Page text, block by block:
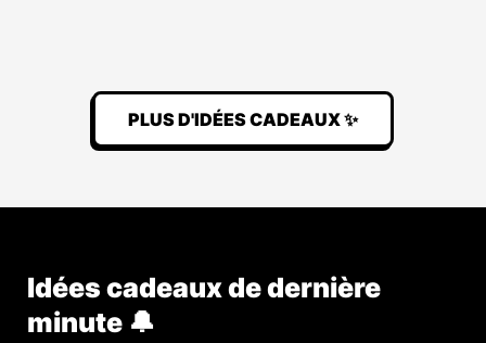
PLUS D'IDÉES CADEAUX ✨
Idées cadeaux de dernière
minute 🔔